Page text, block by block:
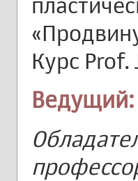
Курс Prof.
Ведущий: